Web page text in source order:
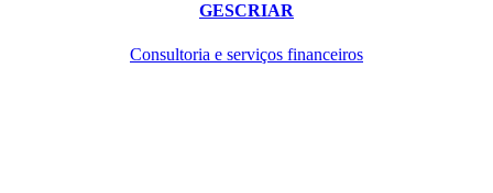
GESCRIAR
Consultoria e serviços financeiros